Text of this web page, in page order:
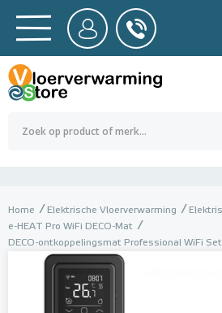
BTW
0,00
Home Elektrische Vloerverwarming
e-HEAT Pro WiFi DECO-Mat
DECO-ontkoppelingsmat Professional WiFi
C16-thermostaat | Zwart (inbouw)